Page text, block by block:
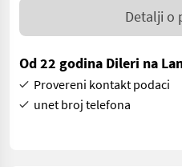
Detalji o
Od 22 godina Dileri na
Provereni kontakt podaci
unet broj telefona